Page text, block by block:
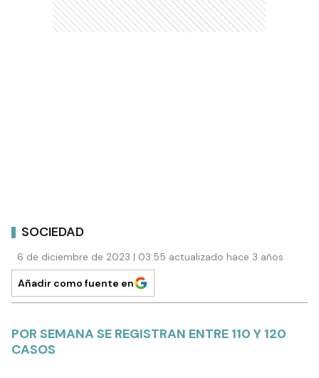
SOCIEDAD
6 de diciembre de 2023 | 03:55 actualizado hace 3 años
Añadir como fuente en
POR SEMANA SE REGISTRAN ENTRE 110 Y 120
CASOS